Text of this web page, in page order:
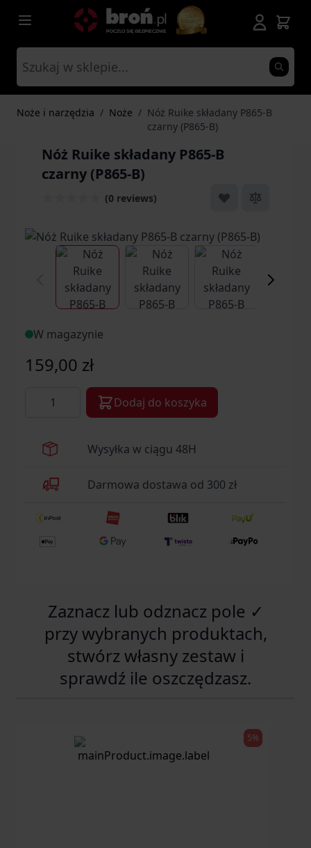
Przejdź do treści
Noże i narzędzia / Noże / Nóż Ruike składany P865-B
czarny (P865-B)
Nóż Ruike składany P865-B
czarny (P865-B)
(0 reviews)
View larger imageView larger imageView larger
W magazynie
159,00 zł
Dodaj do koszyka
Wysyłka w ciągu 48H
Darmowa dostawa od 300 zł
Zaznacz lub odznacz pole ✓
przy wybranych produktach,
stwórz własny zestaw i
sprawdź ile oszczędzasz.
5%